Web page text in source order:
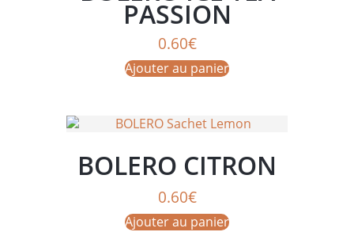
PASSION
0.60€
Ajouter au panier
BOLERO CITRON
0.60€
Ajouter au panier